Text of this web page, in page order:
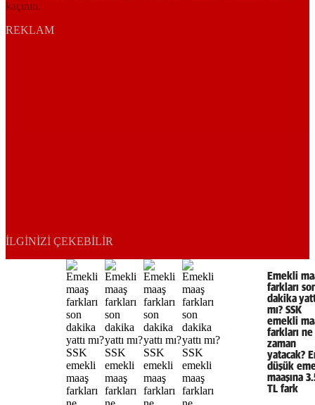
kaçının.
REKLAM
İLGINIZI ÇEKEBILIR
Emekli
farkları
dakika
mı? SSK
emekli
farkları ne
zaman
yatacak?
düşük
maaşına
TL fark